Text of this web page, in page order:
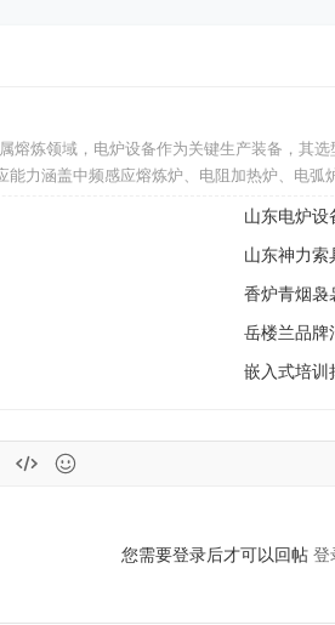
熔炼领域，电炉设备作为关键生产装备，其
力涵盖中频感应熔炼炉、电阻加热炉、电
山东电炉设
山东神力索
香炉青烟袅
岳楼兰品牌
嵌入式培训
您需要登录后才可以回帖 登